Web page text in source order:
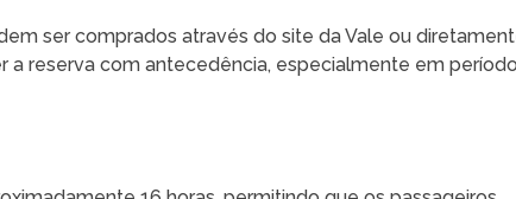
ser comprados através do site da Vale ou
a reserva com antecedência, especialmente em